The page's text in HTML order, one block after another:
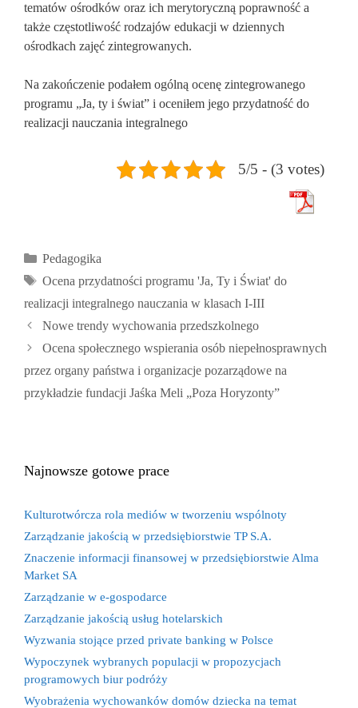
tematów ośrodków oraz ich merytoryczną poprawność a
także częstotliwość rodzajów edukacji w dziennych
ośrodkach zajęć zintegrowanych.
Na zakończenie podałem ogólną ocenę zintegrowanego
programu „Ja, ty i świat” i oceniłem jego przydatność do
realizacji nauczania integralnego
5/5 - (3 votes)
Kategorie
Pedagogika
Tagi
Ocena przydatności programu 'Ja, Ty i Świat' do
realizacji integralnego nauczania w klasach I-III
Nowe trendy wychowania przedszkolnego
Ocena społecznego wspierania osób niepełnosprawnych
przez organy państwa i organizacje pozarządowe na
przykładzie fundacji Jaśka Meli „Poza Horyzonty”
Najnowsze gotowe prace
Kulturotwórcza rola mediów w tworzeniu wspólnoty
Zarządzanie jakością w przedsiębiorstwie TP S.A.
Znaczenie informacji finansowej w przedsiębiorstwie Alma
Market SA
Zarządzanie w e-gospodarce
Zarządzanie jakością usług hotelarskich
Wyzwania stojące przed private banking w Polsce
Wypoczynek wybranych populacji w propozycjach
programowych biur podróży
Wyobrażenia wychowanków domów dziecka na temat